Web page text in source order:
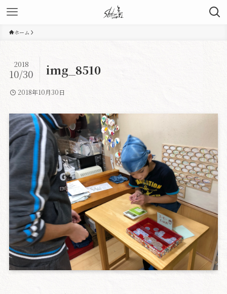
ホーム
img_8510
2018
10/30
2018年10月30日